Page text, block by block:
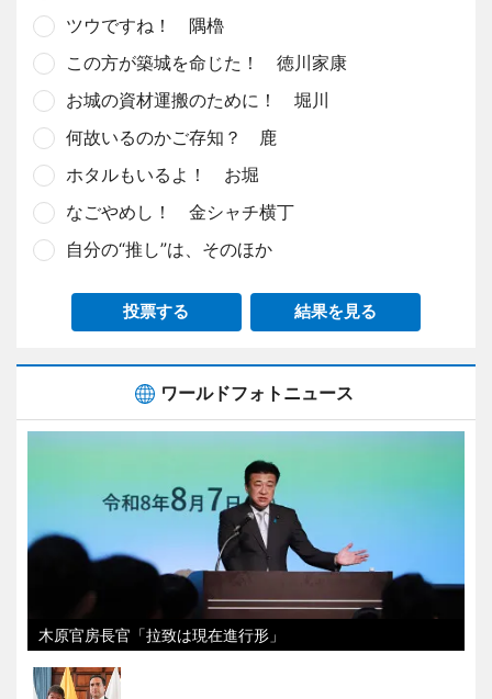
ツウですね！ 隅櫓
この方が築城を命じた！ 徳川家康
お城の資材運搬のために！ 堀川
何故いるのかご存知？ 鹿
ホタルもいるよ！ お堀
なごやめし！ 金シャチ横丁
自分の“推し”は、そのほか
投票する 結果を見る
ワールドフォトニュース
木原官房長官「拉致は現在進行形」